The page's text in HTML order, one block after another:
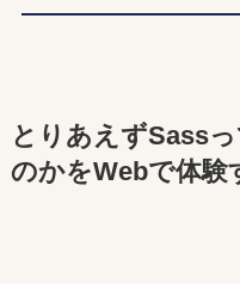
とりあえずSass
のかをWebで体験